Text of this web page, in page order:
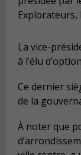
Explorateurs,
La vice-
à l’élu
Ce dernier
de la
À noter que